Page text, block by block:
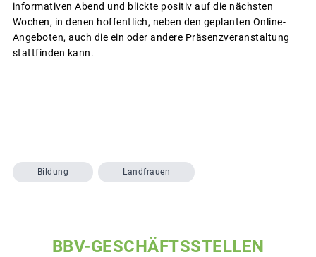
informativen Abend und blickte positiv auf die nächsten
Wochen, in denen hoffentlich, neben den geplanten Online-
Angeboten, auch die ein oder andere Präsenzveranstaltung
stattfinden kann.
Bildung Landfrauen
BBV-GESCHÄFTSSTELLEN